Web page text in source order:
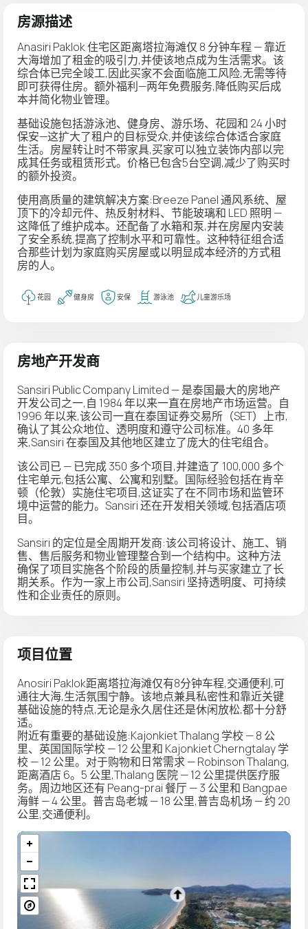
房源描述
Anasiri Paklok 住宅区距离塔拉海滩仅 8 分钟车程 — 靠近
大海增加了租金的吸引力,并使该地点成为生活需求。该
综合体已完全竣工,因此买家不会面临施工风险,无需等待
即可获得住房。额外福利—两年免费服务,降低购买后成
本并简化物业管理。
基础设施包括游泳池、健身房、游乐场、花园和 24 小时
保安—这扩大了租户的目标受众,并使该综合体适合家庭
生活。房屋转让时不带家具,买家可以独立装饰内部以完
成其任务或租赁形式。价格已包含5台空调,减少了购买时
的额外投资。
使用高质量的建筑解决方案:Breeze Panel 通风系统、屋
顶下的冷却元件、热反射材料、节能玻璃和 LED 照明 —
这降低了维护成本。还配备了水箱和泵,并在房屋内安装
了安全系统,提高了控制水平和可靠性。这种特征组合适
合那些计划为家庭购买房屋或以明显成本经济的方式租
房的人。
花园 健身房 安保 游泳池 儿童游乐场
房地产开发商
Sansiri Public Company Limited — 是泰国最大的房地产
开发公司之一,自 1984 年以来一直在房地产市场运营。自
1996 年以来,该公司一直在泰国证券交易所（SET）上市,
确认了其公众地位、透明度和遵守公司标准。40 多年
来,Sansiri 在泰国及其他地区建立了庞大的住宅组合。
该公司已 — 已完成 350 多个项目,并建造了 100,000 多个
住宅单元,包括公寓、公寓和别墅。国际经验包括在肯辛
顿（伦敦）实施住宅项目,这证实了在不同市场和监管环
境中运营的能力。Sansiri 还在开发相关领域,包括酒店项
目。
Sansiri 的定位是全周期开发商:该公司将设计、施工、销
售、售后服务和物业管理整合到一个结构中。这种方法
确保了项目实施各个阶段的质量控制,并与买家建立了长
期关系。作为一家上市公司,Sansiri 坚持透明度、可持续
性和企业责任的原则。
项目位置
Anosiri Paklok距离塔拉海滩仅有8分钟车程,交通便利,可
通往大海,生活氛围宁静。该地点兼具私密性和靠近关键
基础设施的特点,无论是永久居住还是休闲放松,都十分舒
适。
附近有重要的基础设施:Kajonkiet Thalang 学校 — 8 公
里、英国国际学校 — 12 公里和 Kajonkiet Cherngtalay 学
校 — 12 公里。对于购物和日常需求 — Robinson Thalang,
距离酒店 6。5 公里,Thalang 医院 — 12 公里提供医疗服
务。周边地区还有 Peang-prai 餐厅 — 3 公里和 Bangpae
海鲜 — 4 公里。普吉岛老城 — 18 公里,普吉岛机场 — 约 20
公里,交通便利。